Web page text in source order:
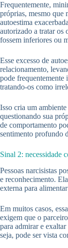
Frequentemente,
próprias, mesmo que
autoestima
autorizado a tratar os
fossem inferiores ou
Esse excesso de
relacionamento,
pode frequentemente
tratando-os como
Isso cria um
questionando sua
de comportamento
sentimento profundo
Sinal 2: necessidade
Pessoas narcisistas
e reconhecimento.
externa para
Em muitos casos,
exigem que o
para admirar e
seja, pode ser vista